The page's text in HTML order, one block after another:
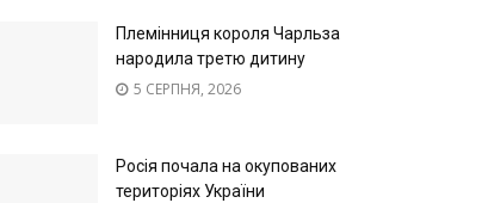
Племінниця короля Чарльза
народила третю дитину
5 СЕРПНЯ, 2026
Росія почала на окупованих
територіях України